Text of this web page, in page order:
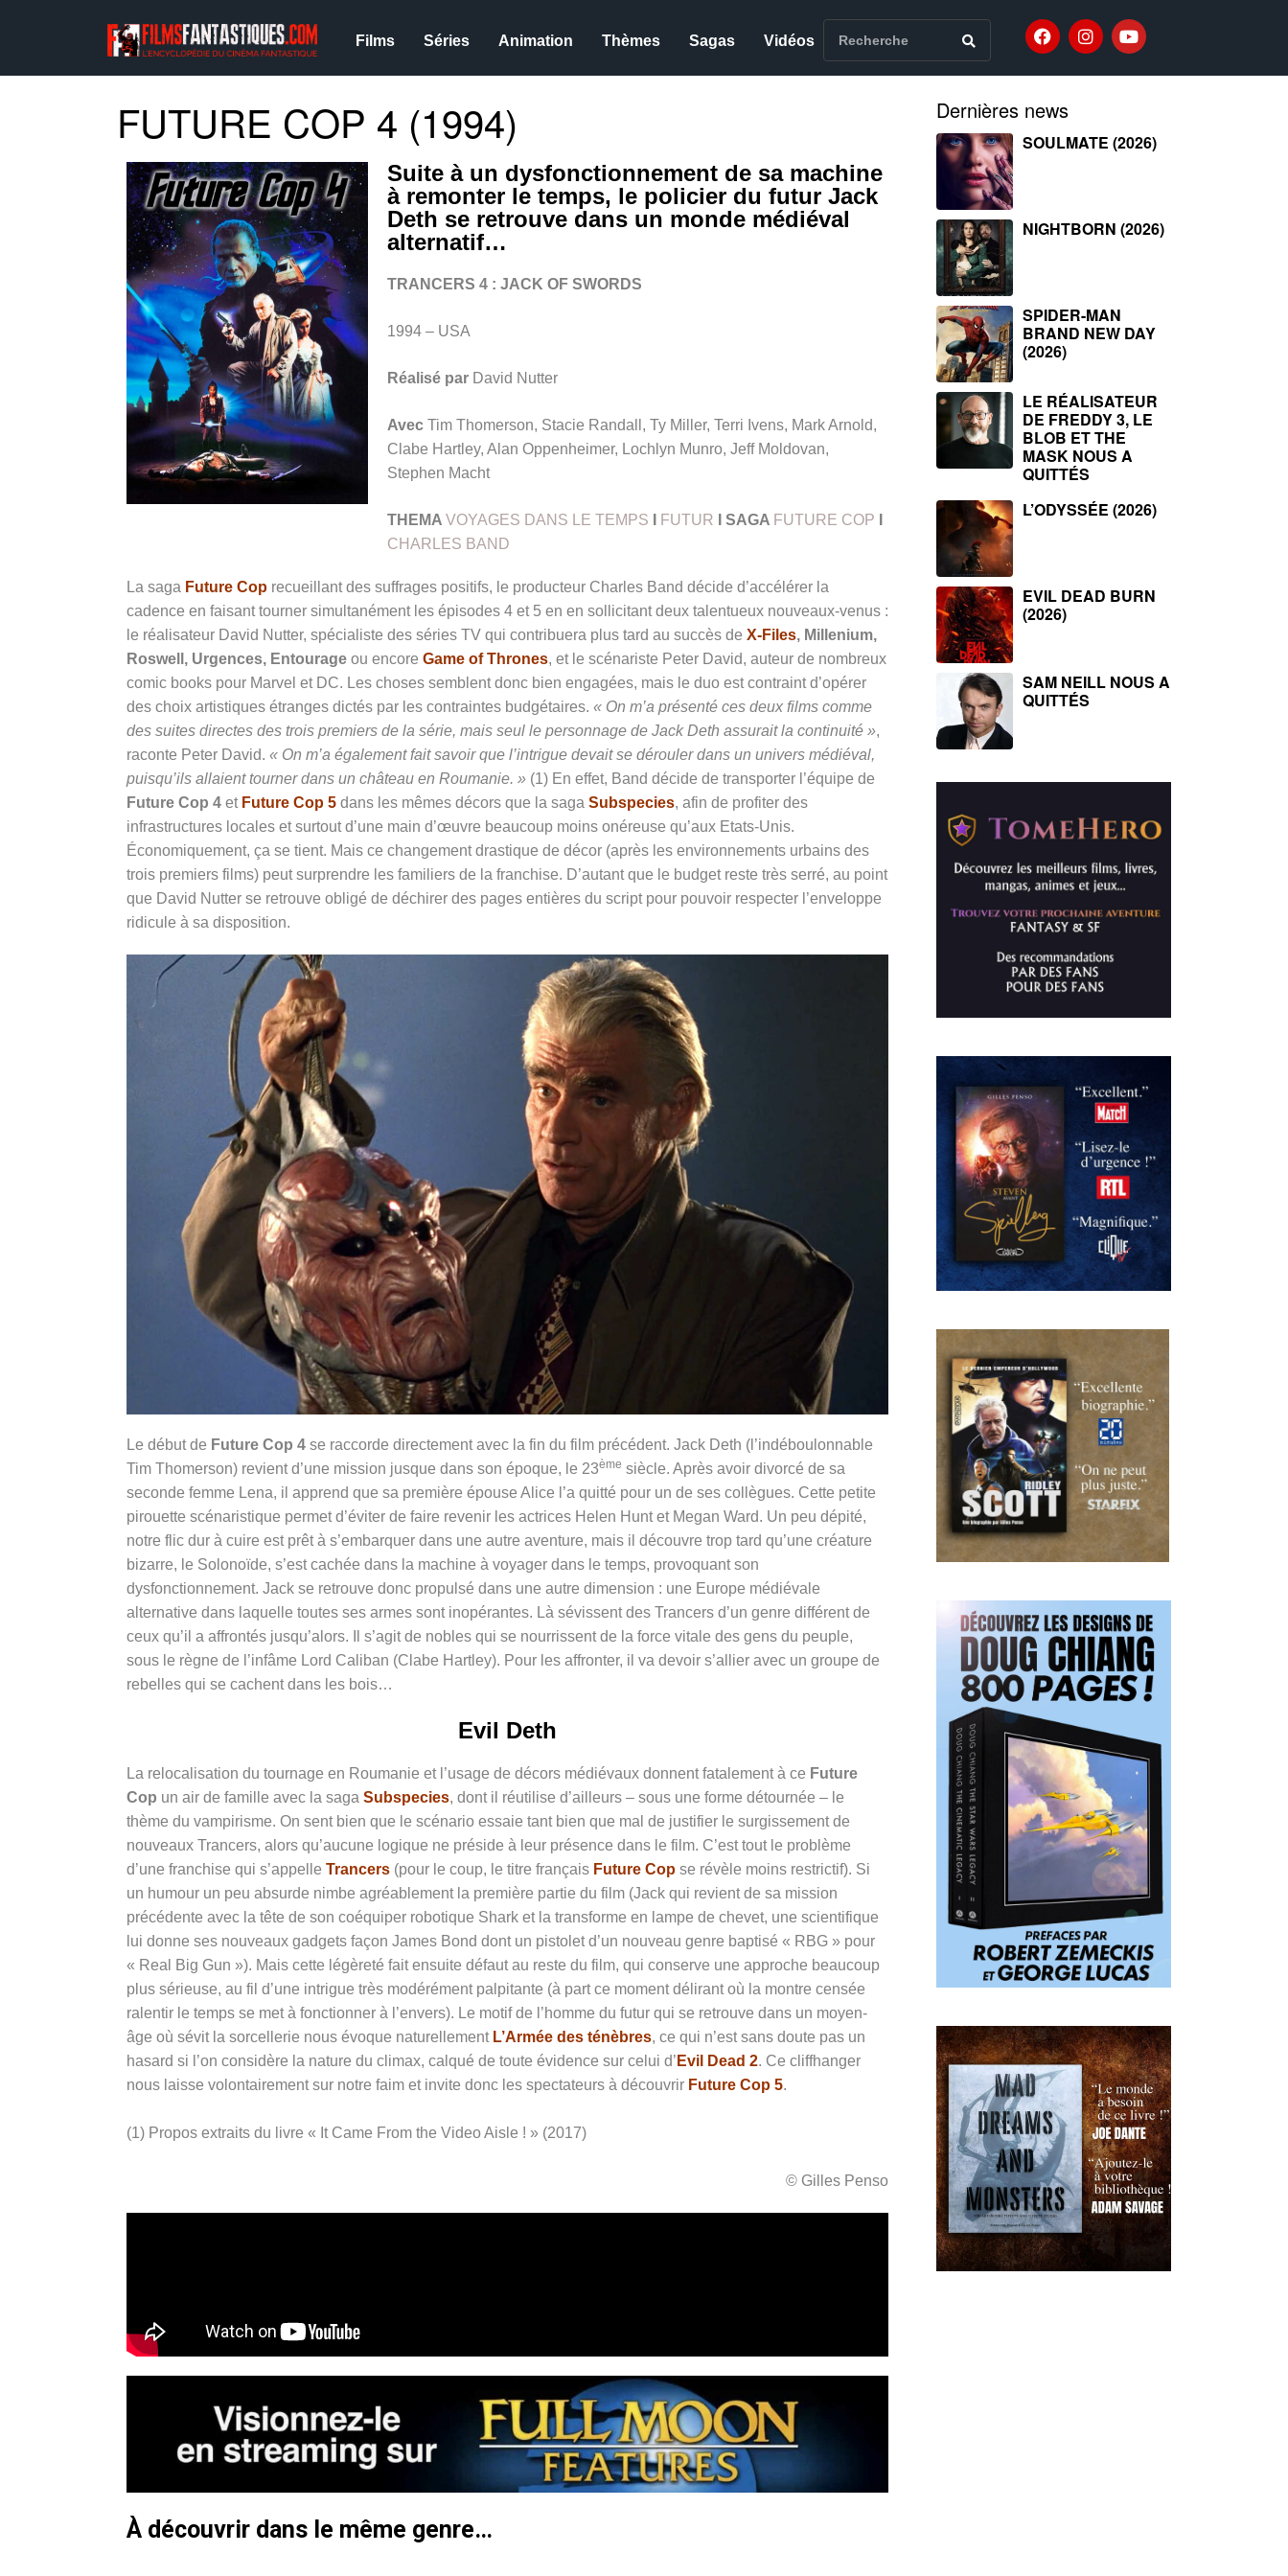
Films Séries Animation Thèmes Sagas Vidéos
FUTURE COP 4 (1994)
Suite à un dysfonctionnement de sa machine
à remonter le temps, le policier du futur Jack
Deth se retrouve dans un monde médiéval
alternatif…
TRANCERS 4 : JACK OF SWORDS
1994 – USA
Réalisé par David Nutter
Avec Tim Thomerson, Stacie Randall, Ty Miller, Terri Ivens, Mark Arnold,
Clabe Hartley, Alan Oppenheimer, Lochlyn Munro, Jeff Moldovan,
Stephen Macht
THEMA VOYAGES DANS LE TEMPS FUTUR SAGA FUTURE COP
CHARLES BAND
La saga Future Cop recueillant des suffrages positifs, le producteur Charles Band décide d’accélérer la
cadence en faisant tourner simultanément les épisodes 4 et 5 en en sollicitant deux talentueux nouveaux-venus :
le réalisateur David Nutter, spécialiste des séries TV qui contribuera plus tard au succès de X-Files, Millenium,
Roswell, Urgences, Entourage ou encore Game of Thrones, et le scénariste Peter David, auteur de nombreux
comic books pour Marvel et DC. Les choses semblent donc bien engagées, mais le duo est contraint d’opérer
des choix artistiques étranges dictés par les contraintes budgétaires. « On m’a présenté ces deux films comme
des suites directes des trois premiers de la série, mais seul le personnage de Jack Deth assurait la continuité »,
raconte Peter David. « On m’a également fait savoir que l’intrigue devait se dérouler dans un univers médiéval,
puisqu’ils allaient tourner dans un château en Roumanie. » (1) En effet, Band décide de transporter l’équipe de
Future Cop 4 et Future Cop 5 dans les mêmes décors que la saga Subspecies, afin de profiter des
infrastructures locales et surtout d’une main d’œuvre beaucoup moins onéreuse qu’aux Etats-Unis.
Économiquement, ça se tient. Mais ce changement drastique de décor (après les environnements urbains des
trois premiers films) peut surprendre les familiers de la franchise. D’autant que le budget reste très serré, au point
que David Nutter se retrouve obligé de déchirer des pages entières du script pour pouvoir respecter l’enveloppe
ridicule à sa disposition.
Le début de Future Cop 4 se raccorde directement avec la fin du film précédent. Jack Deth (l’indéboulonnable
Tim Thomerson) revient d’une mission jusque dans son époque, le 23ème siècle. Après avoir divorcé de sa
seconde femme Lena, il apprend que sa première épouse Alice l’a quitté pour un de ses collègues. Cette petite
pirouette scénaristique permet d’éviter de faire revenir les actrices Helen Hunt et Megan Ward. Un peu dépité,
notre flic dur à cuire est prêt à s’embarquer dans une autre aventure, mais il découvre trop tard qu’une créature
bizarre, le Solonoïde, s’est cachée dans la machine à voyager dans le temps, provoquant son
dysfonctionnement. Jack se retrouve donc propulsé dans une autre dimension : une Europe médiévale
alternative dans laquelle toutes ses armes sont inopérantes. Là sévissent des Trancers d’un genre différent de
ceux qu’il a affrontés jusqu’alors. Il s’agit de nobles qui se nourrissent de la force vitale des gens du peuple,
sous le règne de l’infâme Lord Caliban (Clabe Hartley). Pour les affronter, il va devoir s’allier avec un groupe de
rebelles qui se cachent dans les bois…
Evil Deth
La relocalisation du tournage en Roumanie et l’usage de décors médiévaux donnent fatalement à ce Future
Cop un air de famille avec la saga Subspecies, dont il réutilise d’ailleurs – sous une forme détournée – le
thème du vampirisme. On sent bien que le scénario essaie tant bien que mal de justifier le surgissement de
nouveaux Trancers, alors qu’aucune logique ne préside à leur présence dans le film. C’est tout le problème
d’une franchise qui s’appelle Trancers (pour le coup, le titre français Future Cop se révèle moins restrictif). Si
un humour un peu absurde nimbe agréablement la première partie du film (Jack qui revient de sa mission
précédente avec la tête de son coéquiper robotique Shark et la transforme en lampe de chevet, une scientifique
lui donne ses nouveaux gadgets façon James Bond dont un pistolet d’un nouveau genre baptisé « RBG » pour
« Real Big Gun »). Mais cette légèreté fait ensuite défaut au reste du film, qui conserve une approche beaucoup
plus sérieuse, au fil d’une intrigue très modérément palpitante (à part ce moment délirant où la montre censée
ralentir le temps se met à fonctionner à l’envers). Le motif de l’homme du futur qui se retrouve dans un moyen-
âge où sévit la sorcellerie nous évoque naturellement L’Armée des ténèbres, ce qui n’est sans doute pas un
hasard si l’on considère la nature du climax, calqué de toute évidence sur celui d’ Evil Dead 2. Ce cliffhanger
nous laisse volontairement sur notre faim et invite donc les spectateurs à découvrir Future Cop 5.
(1) Propos extraits du livre « It Came From the Video Aisle ! » (2017)
© Gilles Penso
À découvrir dans le même genre…
Dernières news
SOULMATE (2026)
NIGHTBORN (2026)
SPIDER-MAN
BRAND NEW DAY
(2026)
LE RÉALISATEUR
DE FREDDY 3, LE
BLOB ET THE
MASK NOUS A
QUITTÉS
L’ODYSSÉE (2026)
EVIL DEAD BURN
(2026)
SAM NEILL NOUS A
QUITTÉS